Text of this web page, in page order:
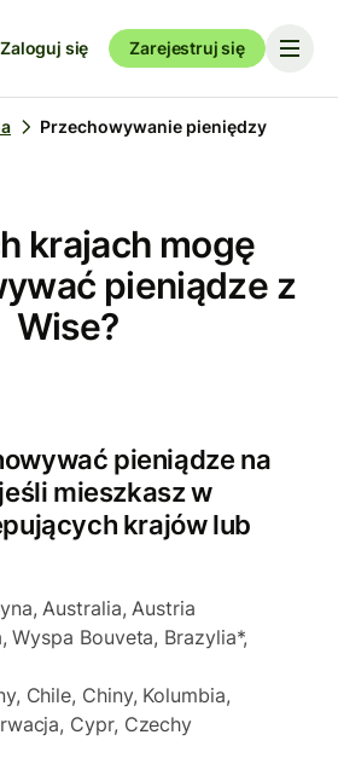
Zaloguj się Zarejestruj się
Przechowywanie pieniędzy
krajach mogę
pieniądze z
Wise?
pieniądze na
mieszkasz w
krajów lub
Australia, Austria
Wyspa Bouveta, Brazylia*,
Chile, Chiny, Kolumbia,
Cypr, Czechy